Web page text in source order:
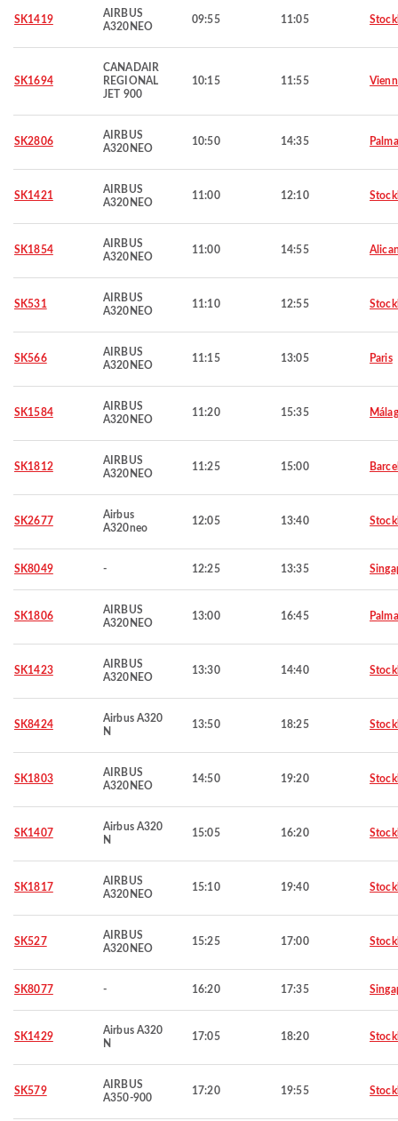
SK1419
AIRBUS
A320NEO
09:55 11:05
SK1694
CANADAIR
REGIONAL
JET 900
10:15 11:55
SK2806
AIRBUS
A320NEO
10:50 14:35
SK1421
AIRBUS
A320NEO
11:00 12:10
SK1854
AIRBUS
A320NEO
11:00 14:55
SK531
AIRBUS
A320NEO
11:10 12:55
SK566
AIRBUS
A320NEO
11:15 13:05 Paris
SK1584
AIRBUS
A320NEO
11:20 15:35
SK1812
AIRBUS
A320NEO
11:25 15:00
SK2677
Airbus
A320neo
12:05 13:40
SK8049 - 12:25 13:35
SK1806
AIRBUS
A320NEO
13:00 16:45
SK1423
AIRBUS
A320NEO
13:30 14:40
SK8424
Airbus A320
N
13:50 18:25
SK1803
AIRBUS
A320NEO
14:50 19:20
SK1407
Airbus A320
N
15:05 16:20
SK1817
AIRBUS
A320NEO
15:10 19:40
SK527
AIRBUS
A320NEO
15:25 17:00
SK8077 - 16:20 17:35
SK1429
Airbus A320
N
17:05 18:20
SK579
AIRBUS
A350-900
17:20 19:55